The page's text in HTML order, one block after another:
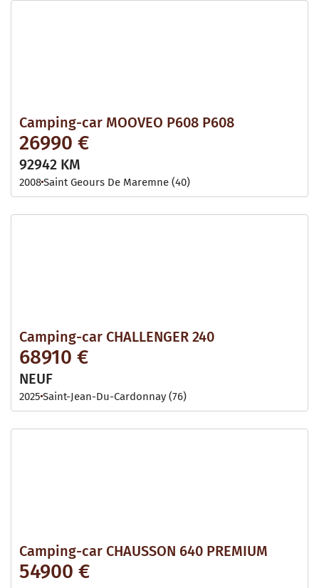
Camping-car MOOVEO P608 P608
26990 €
92942 KM
2008Saint Geours De Maremne (40)
Camping-car CHALLENGER 240
68910 €
NEUF
2025 Saint-Jean-Du-Cardonnay (76)
Camping-car CHAUSSON 640 PREMIUM
54900 €